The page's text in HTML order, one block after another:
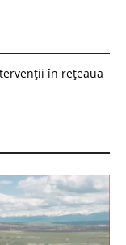
în rețeaua